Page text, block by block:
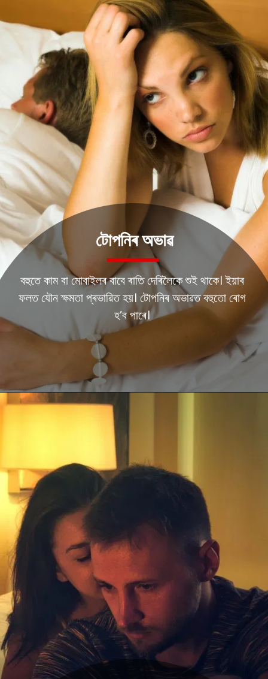
বহুতে কাম বা মোবাইলৰ বাবে ৰাতি দেৰিলৈকে শুই থাকে। ইয়াৰ
ফলত যৌন ক্ষমতা প্ৰভাৱিত হয়। টোপনিৰ অভাৱত বহুতো ৰোগ
হ’ব পাৰে।
টোপনিৰ অভাৱ